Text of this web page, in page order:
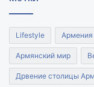
Lifestyle Армения
Армянский мир
Дрвение столицы